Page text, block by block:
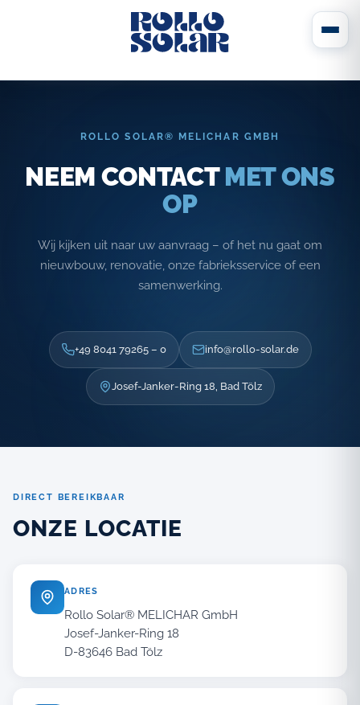
ROLLO SOLAR® MELICHAR GMBH
NEEM CONTACTMET ONS
OP
Wij kijken uit naar uw aanvraag – of het nu gaat om
nieuwbouw, renovatie, onze fabrieksservice of een
samenwerking.
+49 8041 79265 – 0 info@rollo-solar.de
Josef-Janker-Ring 18, Bad Tölz
DIRECT BEREIKBAAR
ONZE LOCATIE
ADRES
Rollo Solar® MELICHAR GmbH
Josef-Janker-Ring 18
D-83646 Bad Tölz